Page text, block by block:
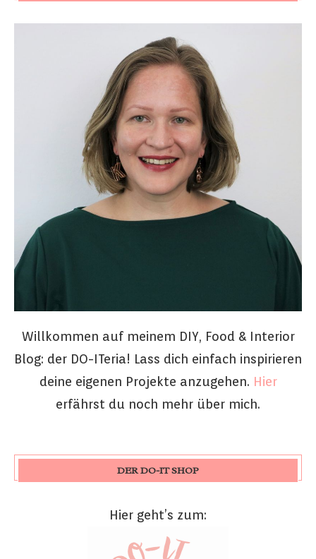
Willkommen auf meinem DIY, Food & Interior
Blog: der DO-ITeria! Lass dich einfach inspirieren
deine eigenen Projekte anzugehen. Hier
erfährst du noch mehr über mich.
DER DO-IT SHOP
Hier geht’s zum: